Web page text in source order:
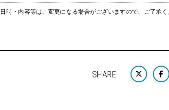
時・内容等は、変更になる場合がございますので、ご了承く
SHARE